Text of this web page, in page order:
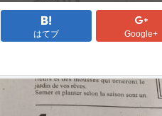
はてブ Google+